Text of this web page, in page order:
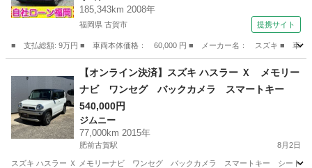
185,343km 2008年
福岡県 古賀市 提携サイト
■ 支払総額: 9万円 ■ 車両本体価格： 60,000 円 ■ メーカー名： スズキ ■ 車種名
ワゴンＲ
【オンライン決済】スズキ ハスラー Ｘ メモリー
ナビ ワンセグ バックカメラ スマートキー
540,000円
ジムニー
77,000km 2015年
肥前古賀駅 8月2日
スズキ ハスラー Ｘ メモリーナビ ワンセグ バックカメラ スマートキー シート